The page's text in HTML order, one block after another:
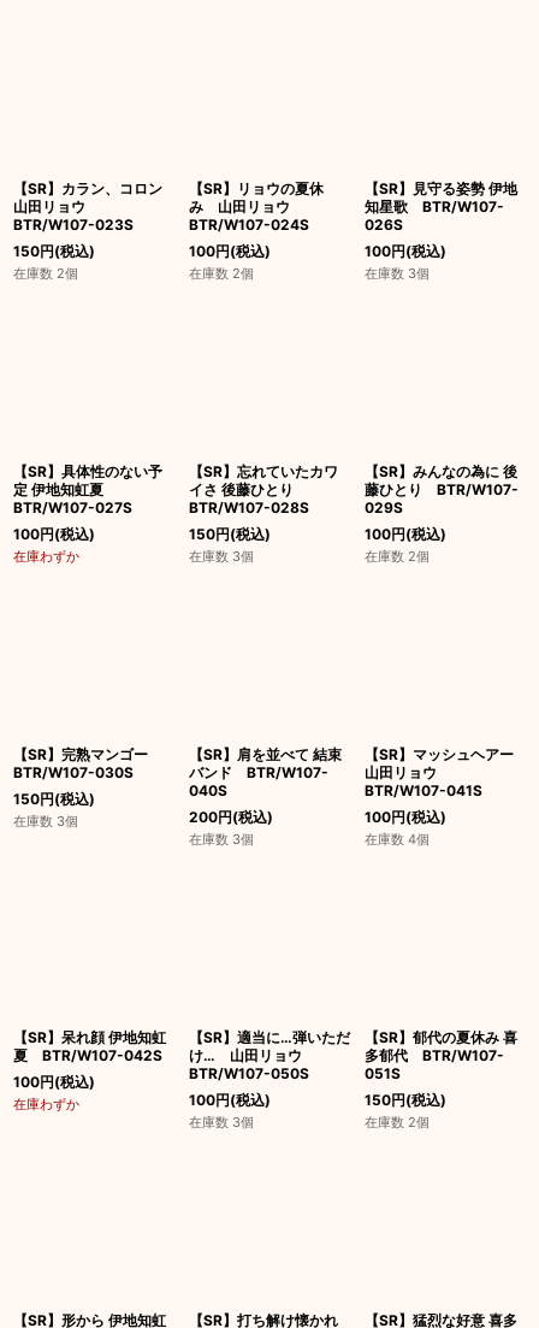
【SR】カラン、コロン
山田リョウ
BTR/W107-023S
150円(税込)
在庫数 2個
【SR】リョウの夏休
み 山田リョウ
BTR/W107-024S
100円(税込)
在庫数 2個
【SR】見守る姿勢 伊地
知星歌 BTR/W107-
026S
100円(税込)
在庫数 3個
【SR】具体性のない予
定 伊地知虹夏
BTR/W107-027S
100円(税込)
在庫わずか
【SR】忘れていたカワ
イさ 後藤ひとり
BTR/W107-028S
150円(税込)
在庫数 3個
【SR】みんなの為に 後
藤ひとり BTR/W107-
029S
100円(税込)
在庫数 2個
【SR】完熟マンゴー
BTR/W107-030S
150円(税込)
在庫数 3個
【SR】肩を並べて 結束
バンド BTR/W107-
040S
200円(税込)
在庫数 3個
【SR】マッシュヘアー
山田リョウ
BTR/W107-041S
100円(税込)
在庫数 4個
【SR】呆れ顔 伊地知虹
夏 BTR/W107-042S
100円(税込)
在庫わずか
【SR】適当に…弾いただ
け… 山田リョウ
BTR/W107-050S
100円(税込)
在庫数 3個
【SR】郁代の夏休み 喜
多郁代 BTR/W107-
051S
150円(税込)
在庫数 2個
【SR】形から 伊地知虹 【SR】打ち解け懐かれ 【SR】猛烈な好意 喜多